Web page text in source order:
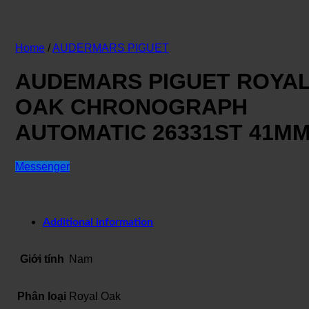
Home /AUDERMARS PIGUET
AUDEMARS PIGUET
OAK CHRONOGRAPH
AUTOMATIC 26331ST
Messenger
Additional information
Giới tính Nam
Phân loại Royal Oak